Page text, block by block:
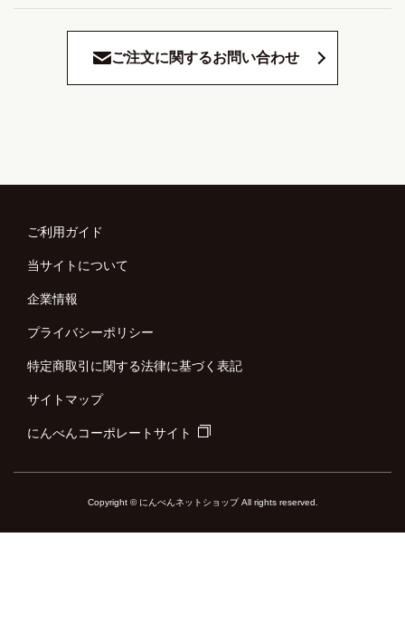
ご注文に関するお問い合わせ
ご利用ガイド
当サイトについて
企業情報
プライバシーポリシー
特定商取引に関する法律に基づく表記
サイトマップ
にんべんコーポレートサイト
Copyright © にんべんネットショップ All rights reserved.